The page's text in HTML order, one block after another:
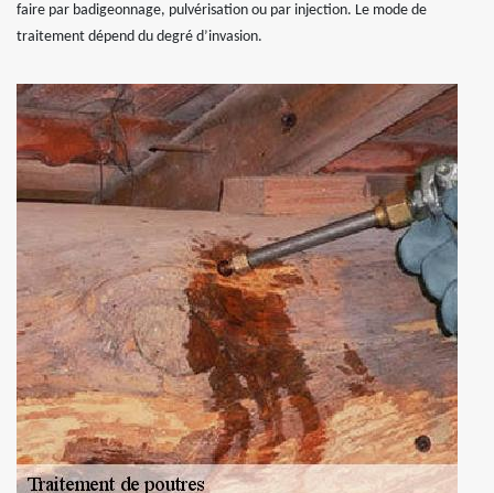
faire par badigeonnage, pulvérisation ou par injection. Le mode de
traitement dépend du degré d’invasion.